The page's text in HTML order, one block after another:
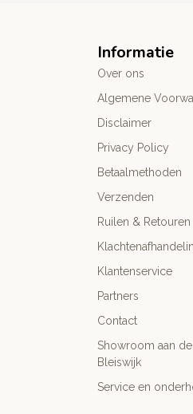
Informatie
Over ons
Algemene
Disclaimer
Privacy Policy
Betaalmethoden
Verzenden
Ruilen & Retouren
Klantenservice
Partners
Contact
Showroom aan
Bleiswijk
Service en